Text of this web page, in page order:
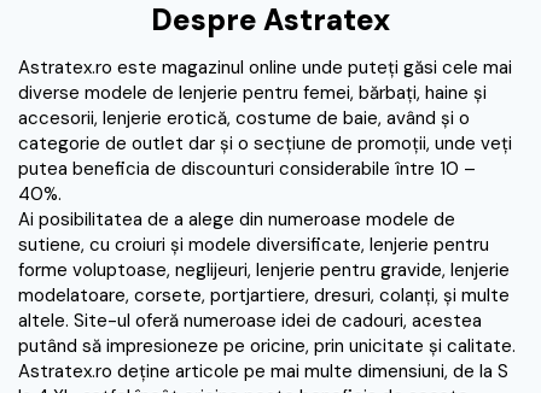
Despre Astratex
Astratex.ro este magazinul online unde puteţi găsi cele mai
diverse modele de lenjerie pentru femei, bărbaţi, haine şi
accesorii, lenjerie erotică, costume de baie, având şi o
categorie de outlet dar şi o secţiune de promoţii, unde veţi
putea beneficia de discounturi considerabile între 10 –
40%.
Ai posibilitatea de a alege din numeroase modele de
sutiene, cu croiuri şi modele diversificate, lenjerie pentru
forme voluptoase, neglijeuri, lenjerie pentru gravide, lenjerie
modelatoare, corsete, portjartiere, dresuri, colanţi, şi multe
altele. Site-ul oferă numeroase idei de cadouri, acestea
putând să impresioneze pe oricine, prin unicitate şi calitate.
Astratex.ro deţine articole pe mai multe dimensiuni, de la S